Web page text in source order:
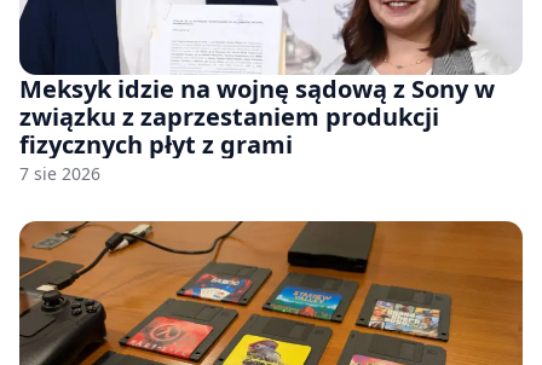
Meksyk idzie na wojnę sądową z Sony w
związku z zaprzestaniem produkcji
fizycznych płyt z grami
7 sie 2026